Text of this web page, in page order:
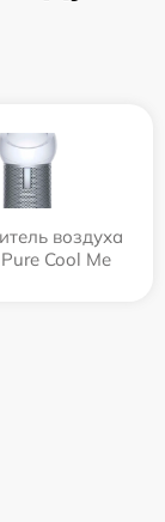
воздуха
Cool Me